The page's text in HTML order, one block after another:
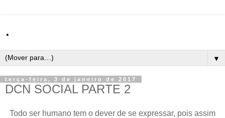
.
▼
terça-feira, 3 de janeiro de 2017
DCN SOCIAL PARTE 2
Todo ser humano tem o dever de se expressar, pois assim